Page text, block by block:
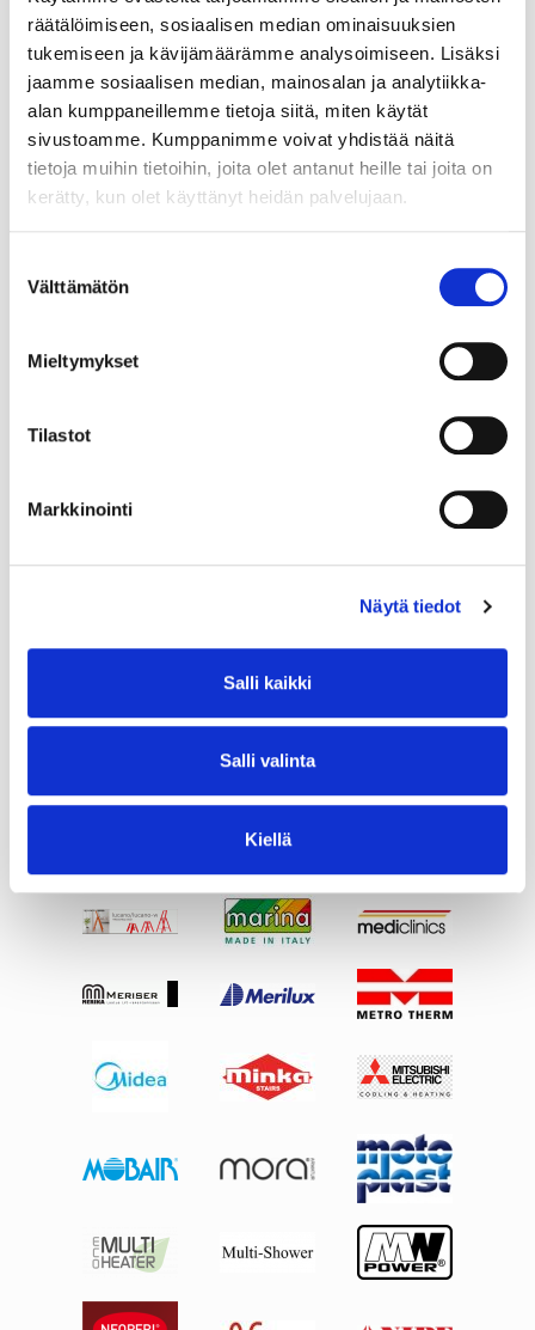
räätälöimiseen, sosiaalisen median ominaisuuksien
tukemiseen ja kävijämäärämme analysoimiseen. Lisäksi
jaamme sosiaalisen median, mainosalan ja analytiikka-
alan kumppaneillemme tietoja siitä, miten käytät
sivustoamme. Kumppanimme voivat yhdistää näitä
tietoja muihin tietoihin, joita olet antanut heille tai joita on
kerätty, kun olet käyttänyt heidän palvelujaan.
valinta
Välttämätön
Mieltymykset
Tilastot
Markkinointi
Näytä tiedot
Salli kaikki
Salli valinta
Kiellä